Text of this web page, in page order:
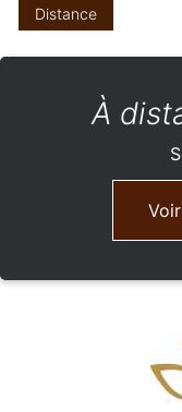
Distance
À